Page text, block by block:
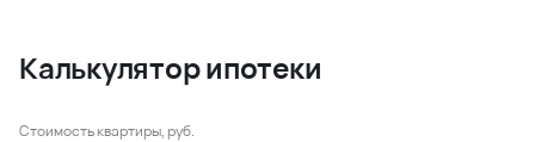
Калькулятор ипотеки
Стоимость квартиры, руб.